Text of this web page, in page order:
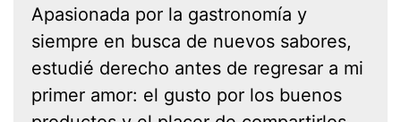
Apasionada por la gastronomía y
siempre en busca de nuevos sabores,
estudié derecho antes de regresar a mi
primer amor: el gusto por los buenos